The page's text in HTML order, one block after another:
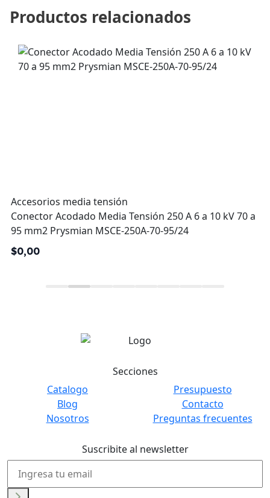
Productos relacionados
Accesorios media tensión
Conector Acodado Media Tensión 250 A 6 a 10 kV 70 a
95 mm2 Prysmian MSCE-250A-70-95/24
$0,00
Secciones
Catalogo
Blog
Nosotros
Presupuesto
Contacto
Preguntas frecuentes
Suscribite al newsletter